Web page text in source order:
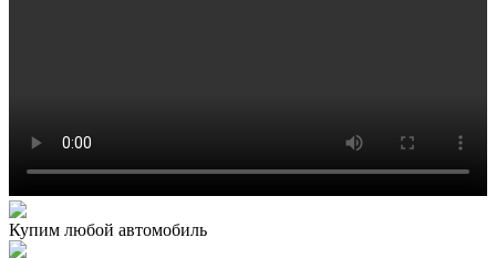
Купим любой автомобиль